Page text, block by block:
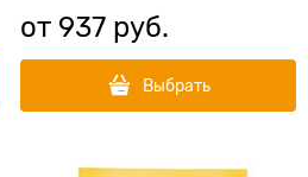
от 937 руб.
Выбрать